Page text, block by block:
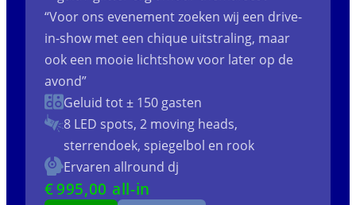
“Voor ons evenement zoeken wij een drive-
in-show met een chique uitstraling, maar
ook een mooie lichtshow voor later op de
avond”
Geluid tot ± 150 gasten
8 LED spots, 2 moving heads,
sterrendoek, spiegelbol en rook
Ervaren allround dj
€995,00 all-in